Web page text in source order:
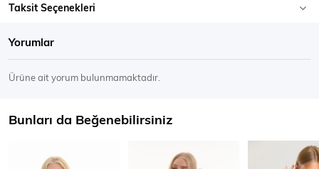
Taksit Seçenekleri
Yorumlar
Ürüne ait yorum bulunmamaktadır.
Bunları da Beğenebilirsiniz